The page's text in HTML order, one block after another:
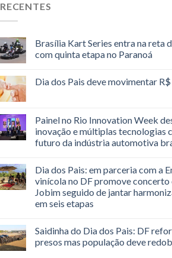
RECENTES
Brasília Kart Series entra na reta
com quinta etapa no Paranoá
Dia dos Pais deve movimentar
Painel no Rio Innovation Week
inovação e múltiplas tecnologias
futuro da indústria automotiva
Dia dos Pais: em parceria com a
vinícola no DF promove concerto
Jobim seguido de jantar
em seis etapas
Saidinha do Dia dos Pais: DF
presos mas população deve